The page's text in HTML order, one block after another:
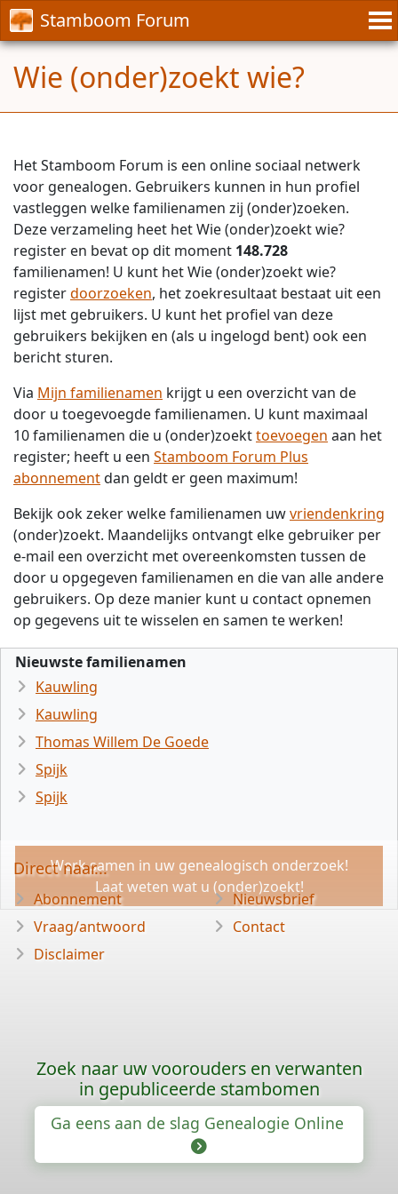
Stamboom Forum
Wie (onder)zoekt wie?
Het Stamboom Forum is een online sociaal netwerk
voor genealogen. Gebruikers kunnen in hun profiel
vastleggen welke familienamen zij (onder)zoeken.
Deze verzameling heet het Wie (onder)zoekt wie?
register en bevat op dit moment 148.728
familienamen! U kunt het Wie (onder)zoekt wie?
registerdoorzoeken, het zoekresultaat bestaat uit een
lijst met gebruikers. U kunt het profiel van deze
gebruikers bekijken en (als u ingelogd bent) ook een
bericht sturen.
Via Mijn familienamen krijgt u een overzicht van de
door u toegevoegde familienamen. U kunt maximaal
10 familienamen die u (onder)zoekttoevoegen aan het
register; heeft u een Stamboom Forum Plus
abonnementdan geldt er geen maximum!
Bekijk ook zeker welke familienamen uwvriendenkring
(onder)zoekt. Maandelijks ontvangt elke gebruiker per
e-mail een overzicht met overeenkomsten tussen de
door u opgegeven familienamen en die van alle andere
gebruikers. Op deze manier kunt u contact opnemen
op gegevens uit te wisselen en samen te werken!
Nieuwste familienamen
Kauwling
Kauwling
Thomas Willem De Goede
Spijk
Spijk
Werk samen in uw genealogisch onderzoek!
Laat weten wat u (onder)zoekt!
Direct naar...
Abonnement
Vraag/antwoord
Disclaimer
Nieuwsbrief
Contact
Zoek naar uw voorouders en verwanten
in gepubliceerde stambomen
Ga eens aan de slag Genealogie Online